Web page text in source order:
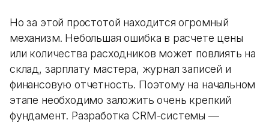
Но за этой простотой находится огромный
механизм. Небольшая ошибка в расчете цены
или количества расходников может повлиять на
склад, зарплату мастера, журнал записей и
финансовую отчетность. Поэтому на начальном
этапе необходимо заложить очень крепкий
фундамент. Разработка CRM-системы —